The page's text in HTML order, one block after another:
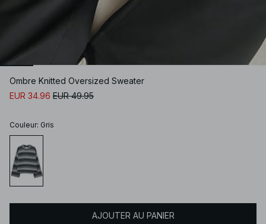
Ombre Knitted Oversized Sweater
EUR 34.96 EUR 49.95
Couleur: Gris
AJOUTER AU PANIER